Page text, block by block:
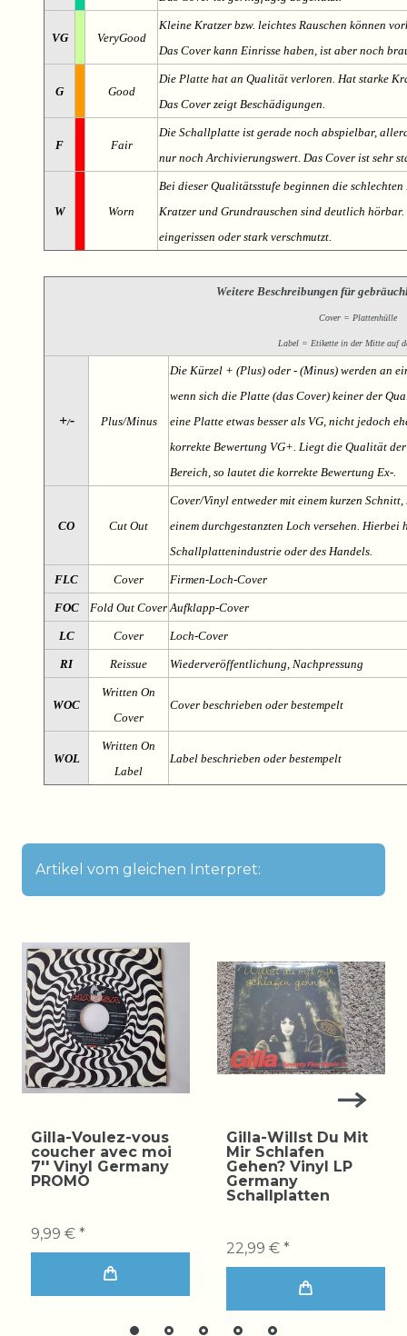
VG VeryGood
Kleine Kratzer bzw. leichtes Rauschen können
Das Cover kann Einrisse haben, ist aber noch
G Good
Die Platte hat an Qualität verloren. Hat starke
Das Cover zeigt Beschädigungen.
F Fair
Die Schallplatte ist gerade noch abspielbar,
nur noch Archivierungswert. Das Cover ist sehr
W Worn
Bei dieser Qualitätsstufe beginnen die
Kratzer und Grundrauschen sind deutlich
eingerissen oder stark verschmutzt.
Weitere Beschreibungen für
Cover = Plattenhülle
Label = Etikette in der Mitte auf
+/- Plus/Minus
Die Kürzel + (Plus) oder - (Minus) werden an
wenn sich die Platte (das Cover) keiner der
eine Platte etwas besser als VG, nicht jedoch
korrekte Bewertung VG+. Liegt die Qualität
Bereich, so lautet die korrekte Bewertung Ex-.
CO Cut Out
Cover/Vinyl entweder mit einem kurzen
einem durchgestanzten Loch versehen. Hierbei
Schallplattenindustrie oder des Handels.
FLC Cover Firmen-Loch-Cover
FOC Fold Out Cover Aufklapp-Cover
LC Cover Loch-Cover
RI Reissue Wiederveröffentlichung, Nachpressung
WOC
Written On
Cover
Cover beschrieben oder bestempelt
WOL
Written On
Label
Label beschrieben oder bestempelt
Artikel vom gleichen Interpret:
Gilla-Voulez-vous
coucher avec moi
7'' Vinyl Germany
PROMO
9,99 € *
Gilla-Willst Du Mit
Mir Schlafen
Gehen? Vinyl LP
Germany
Schallplatten
22,99 € *